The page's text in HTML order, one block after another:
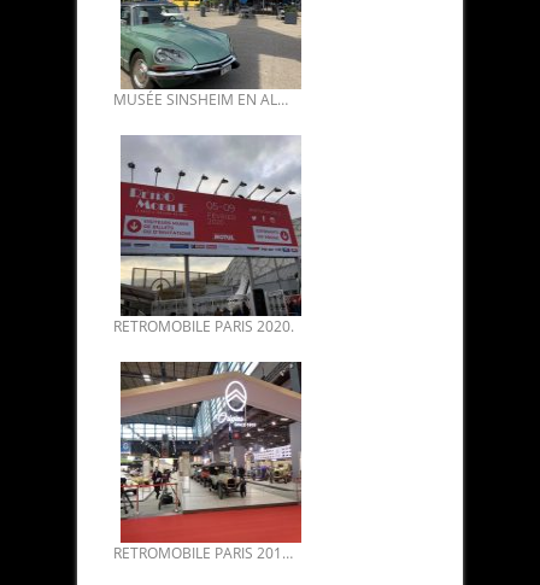
MUSÉE SINSHEIM EN ALLEMAGNE AVEC LE CONCORDE.
RETROMOBILE PARIS 2020.
RETROMOBILE PARIS 2019. CENTENAIRE DE CITROËN.